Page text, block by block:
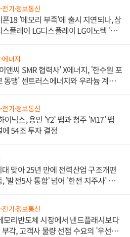
전기·정보통신
폰18 '메모리 부족'에 출시 지연되나, 삼
스플레이 LG디스플레이 LG이노텍 '탈
에너지
앤씨 SMR 협력사' X에너지, '한수원 포
동맹' 센트러스에너지와 우라늄 계약
전기·정보통신
이닉스, 용인 'Y2' 팹과 청주 'M17' 팹
에 54조 투자 결정
맞아 25년 만에 전력산업 구조개편
'발전5사 통합' 넘어 '한전 지주사' 재편
전기·정보통신
모리반도체 시장에서 낸드플래시보다
부각, 고객사 물량 선점 수요의 '우선순